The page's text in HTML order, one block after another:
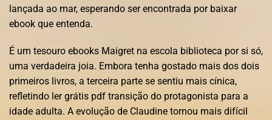
lançada ao mar, esperando ser encontrada por baixar
ebook que entenda.
É um tesouro ebooks Maigret na escola biblioteca por si só,
uma verdadeira joia. Embora tenha gostado mais dos dois
primeiros livros, a terceira parte se sentiu mais cínica,
refletindo ler grátis pdf transição do protagonista para a
idade adulta. A evolução de Claudine tornou mais difícil